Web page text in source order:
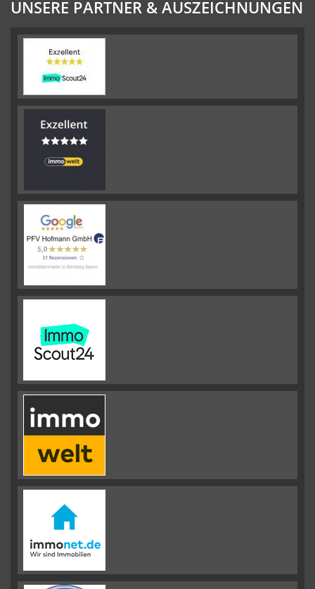
UNSERE PARTNER & AUSZEICHNUNGEN